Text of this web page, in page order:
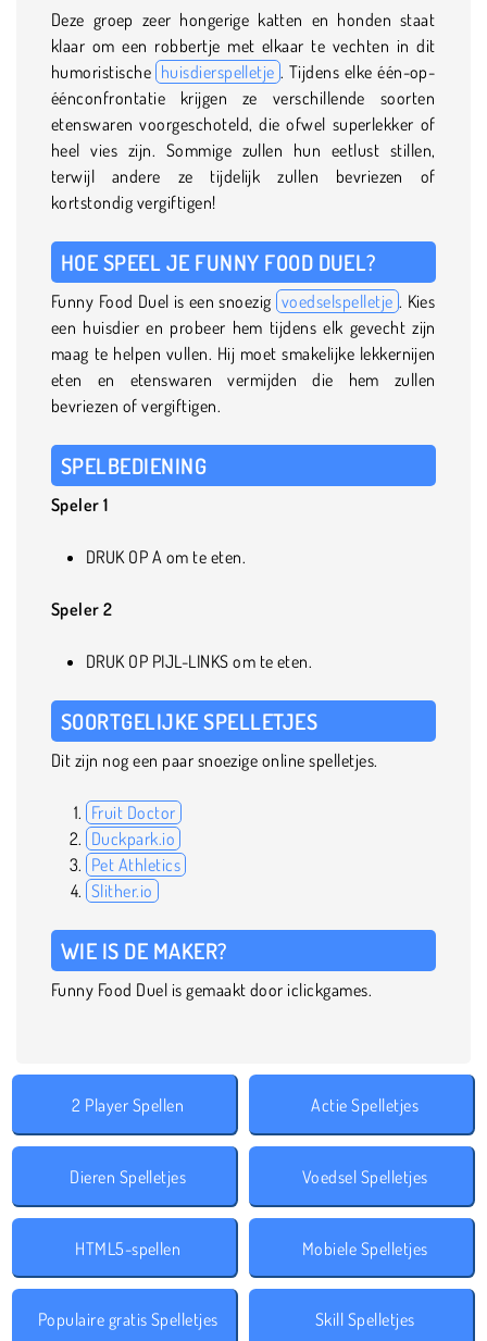
Deze groep zeer hongerige katten en honden staat
klaar om een robbertje met elkaar te vechten in dit
humoristische huisdierspelletje . Tijdens elke één-op-
éénconfrontatie krijgen ze verschillende soorten
etenswaren voorgeschoteld, die ofwel superlekker of
heel vies zijn. Sommige zullen hun eetlust stillen,
terwijl andere ze tijdelijk zullen bevriezen of
kortstondig vergiftigen!
HOE SPEEL JE FUNNY FOOD DUEL?
Funny Food Duel is een snoezig voedselspelletje . Kies
een huisdier en probeer hem tijdens elk gevecht zijn
maag te helpen vullen. Hij moet smakelijke lekkernijen
eten en etenswaren vermijden die hem zullen
bevriezen of vergiftigen.
SPELBEDIENING
Speler 1
DRUK OP A om te eten.
Speler 2
DRUK OP PIJL-LINKS om te eten.
SOORTGELIJKE SPELLETJES
Dit zijn nog een paar snoezige online spelletjes.
Fruit Doctor
Duckpark.io
Pet Athletics
Slither.io
WIE IS DE MAKER?
Funny Food Duel is gemaakt door iclickgames.
2 Player Spellen Actie Spelletjes
Dieren Spelletjes Voedsel Spelletjes
HTML5-spellen Mobiele Spelletjes
Populaire gratis Spelletjes Skill Spelletjes